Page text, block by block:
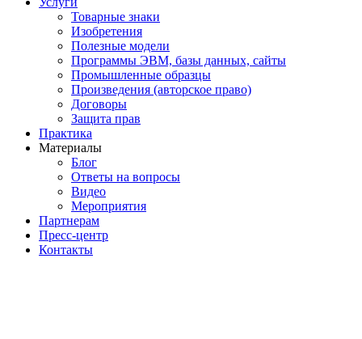
Товарные знаки
Изобретения
Полезные модели
Программы ЭВМ, базы данных, сайты
Промышленные образцы
Произведения (авторское право)
Договоры
Защита прав
Практика
Материалы
Блог
Ответы на вопросы
Видео
Мероприятия
Партнерам
Пресс-центр
Контакты